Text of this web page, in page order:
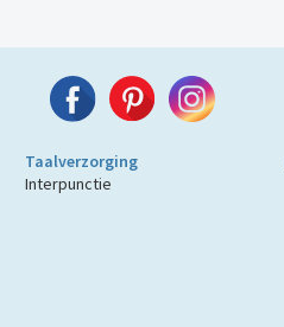
Taalverzorging
Interpunctie